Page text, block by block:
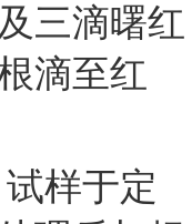
三滴曙红
滴至红
样于定